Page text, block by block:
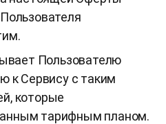
Пользователю
к Сервису с таким
которые
тарифным планом.